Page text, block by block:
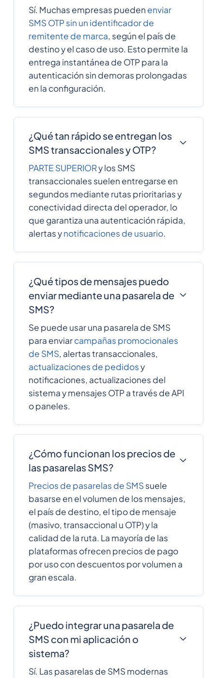
Sí. Muchas empresas pueden enviar
SMS OTP sin un identificador de
remitente de marca, según el país de
destino y el caso de uso. Esto permite la
entrega instantánea de OTP para la
autenticación sin demoras prolongadas
en la configuración.
¿Qué tan rápido se entregan los
SMS transaccionales y OTP?
PARTE SUPERIORy los SMS
transaccionales suelen entregarse en
segundos mediante rutas prioritarias y
conectividad directa del operador, lo
que garantiza una autenticación rápida,
alertas ynotificaciones de usuario.
¿Qué tipos de mensajes puedo
enviar mediante una pasarela de
SMS?
Se puede usar una pasarela de SMS
para enviarcampañas promocionales
de SMS, alertas transaccionales,
actualizaciones de pedidosy
notificaciones, actualizaciones del
sistema y mensajes OTP a través de API
o paneles.
¿Cómo funcionan los precios de
las pasarelas SMS?
Precios de pasarelas de SMS suele
basarse en el volumen de los mensajes,
el país de destino, el tipo de mensaje
(masivo, transaccional u OTP) y la
calidad de la ruta. La mayoría de las
plataformas ofrecen precios de pago
por uso con descuentos por volumen a
gran escala.
¿Puedo integrar una pasarela de
SMS con mi aplicación o
sistema?
Sí. Las pasarelas de SMS modernas